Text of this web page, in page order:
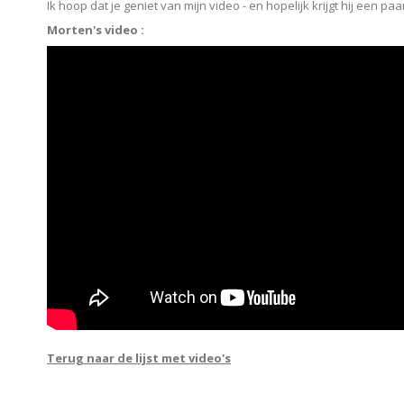
Ik hoop dat je geniet van mijn video - en hopelijk krijgt hij een
Morten's video :
Terug naar de lijst met video's